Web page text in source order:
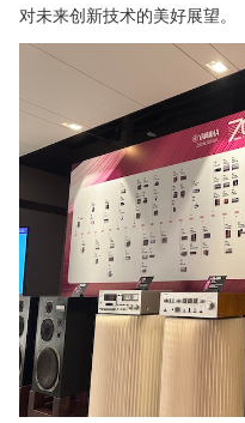
对未来创新技术的美好展望。